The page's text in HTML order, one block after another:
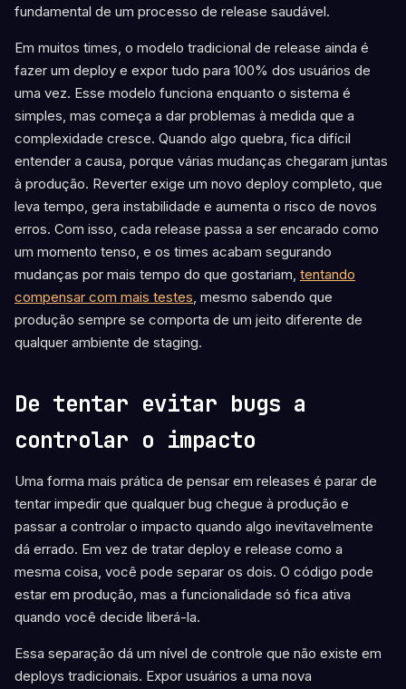
fundamental de um processo de release saudável.
Em muitos times, o modelo tradicional de release ainda é
fazer um deploy e expor tudo para 100% dos usuários de
uma vez. Esse modelo funciona enquanto o sistema é
simples, mas começa a dar problemas à medida que a
complexidade cresce. Quando algo quebra, fica difícil
entender a causa, porque várias mudanças chegaram juntas
à produção. Reverter exige um novo deploy completo, que
leva tempo, gera instabilidade e aumenta o risco de novos
erros. Com isso, cada release passa a ser encarado como
um momento tenso, e os times acabam segurando
mudanças por mais tempo do que gostariam, tentando
compensar com mais testes, mesmo sabendo que
produção sempre se comporta de um jeito diferente de
qualquer ambiente de staging.
De tentar evitar bugs a
controlar o impacto
Uma forma mais prática de pensar em releases é parar de
tentar impedir que qualquer bug chegue à produção e
passar a controlar o impacto quando algo inevitavelmente
dá errado. Em vez de tratar deploy e release como a
mesma coisa, você pode separar os dois. O código pode
estar em produção, mas a funcionalidade só fica ativa
quando você decide liberá-la.
Essa separação dá um nível de controle que não existe em
deploys tradicionais. Expor usuários a uma nova